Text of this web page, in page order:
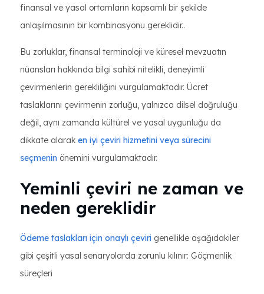
finansal ve yasal ortamların kapsamlı bir şekilde
anlaşılmasının bir kombinasyonu gereklidir..
Bu zorluklar, finansal terminoloji ve küresel mevzuatın
nüansları hakkında bilgi sahibi nitelikli, deneyimli
çevirmenlerin gerekliliğini vurgulamaktadır. Ücret
taslaklarını çevirmenin zorluğu, yalnızca dilsel doğruluğu
değil, aynı zamanda kültürel ve yasal uygunluğu da
dikkate alarak en iyi çeviri hizmetini veya sürecini
seçmenin önemini vurgulamaktadır.
Yeminli çeviri ne zaman ve
neden gereklidir
Ödeme taslakları için onaylı çeviri genellikle aşağıdakiler
gibi çeşitli yasal senaryolarda zorunlu kılınır: Göçmenlik
süreçleri